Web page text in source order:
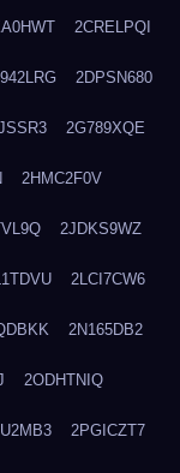
2CRELPQI
2DPSN680
2G789XQE
2HMC2F0V
2JDKS9WZ
2LCI7CW6
2N165DB2
2ODHTNIQ
2PGICZT7